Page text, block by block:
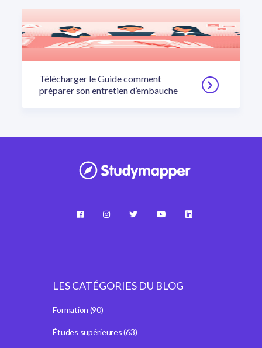
Télécharger le Guide comment
préparer son entretien d’embauche
LES CATÉGORIES DU BLOG
Formation (90)
Études supérieures(63)